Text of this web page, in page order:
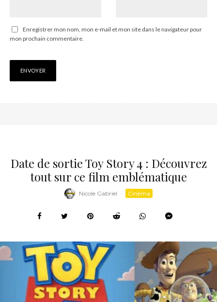
Enregistrer mon nom, mon e-mail et mon site dans le navigateur pour
mon prochain commentaire.
Date de sortie Toy Story 4 : Découvrez
tout sur ce film emblématique
Nicole Gabriel · Cinéma